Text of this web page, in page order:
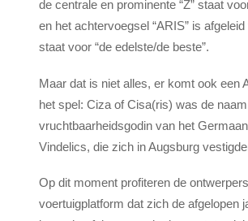
de centrale en prominente “Z” staat
en het achtervoegsel “ARIS” is
staat voor “de edelste/de beste”.
Maar dat is niet alles, er komt ook een
het spel: Ciza of Cisa(ris) was de
vruchtbaarheidsgodin van het
Vindelics, die zich in Augsburg
Op dit moment profiteren de
voertuigplatform dat zich de afgelopen